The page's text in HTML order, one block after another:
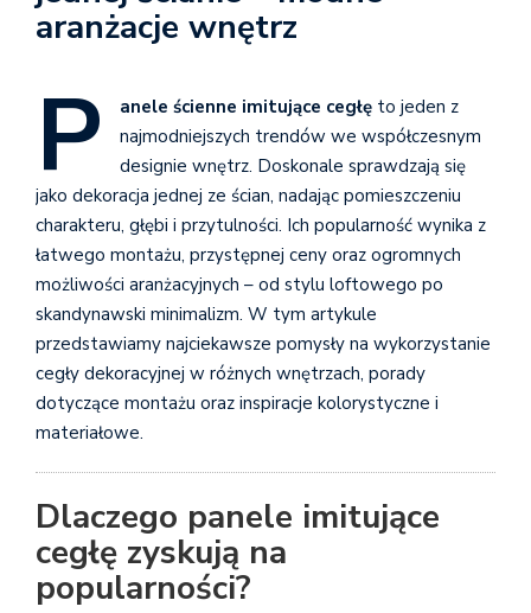
aranżacje wnętrz
P anele ścienne imitujące cegłę to jeden z
najmodniejszych trendów we współczesnym
designie wnętrz. Doskonale sprawdzają się
jako dekoracja jednej ze ścian, nadając pomieszczeniu
charakteru, głębi i przytulności. Ich popularność wynika z
łatwego montażu, przystępnej ceny oraz ogromnych
możliwości aranżacyjnych – od stylu loftowego po
skandynawski minimalizm. W tym artykule
przedstawiamy najciekawsze pomysły na wykorzystanie
cegły dekoracyjnej w różnych wnętrzach, porady
dotyczące montażu oraz inspiracje kolorystyczne i
materiałowe.
Dlaczego panele imitujące
cegłę zyskują na
popularności?